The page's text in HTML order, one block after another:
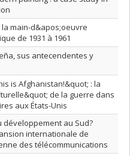
main-d&apos;oeuvre
de 1931 à 1961
sus antecendentes y
is Afghanistan!&quot; : la
de la guerre dans
aux États-Unis
développement au Sud?
internationale de
des télécommunications